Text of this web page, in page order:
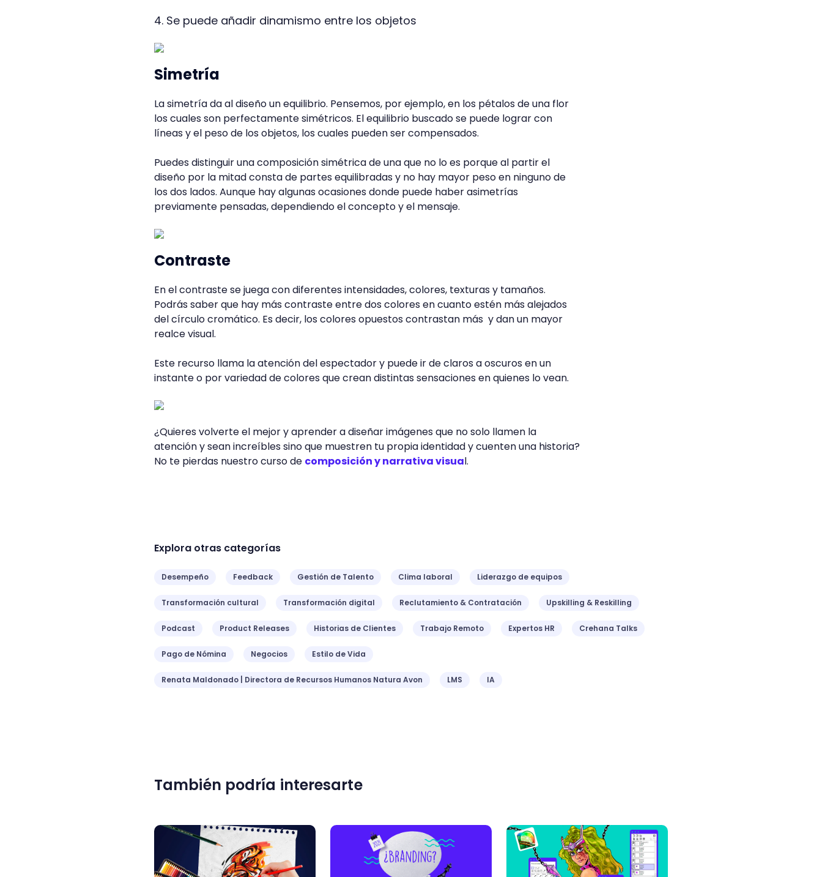
Se puede añadir dinamismo entre los objetos
Simetría
La simetría da al diseño un equilibrio. Pensemos, por ejemplo, en los pétalos de una flor
los cuales son perfectamente simétricos. El equilibrio buscado se puede lograr con
líneas y el peso de los objetos, los cuales pueden ser compensados.
Puedes distinguir una composición simétrica de una que no lo es porque al partir el
diseño por la mitad consta de partes equilibradas y no hay mayor peso en ninguno de
los dos lados. Aunque hay algunas ocasiones donde puede haber asimetrías
previamente pensadas, dependiendo el concepto y el mensaje.
Contraste
En el contraste se juega con diferentes intensidades, colores, texturas y tamaños.
Podrás saber que hay más contraste entre dos colores en cuanto estén más alejados
del círculo cromático. Es decir, los colores opuestos contrastan más y dan un mayor
realce visual.
Este recurso llama la atención del espectador y puede ir de claros a oscuros en un
instante o por variedad de colores que crean distintas sensaciones en quienes lo vean.
¿Quieres volverte el mejor y aprender a diseñar imágenes que no solo llamen la
atención y sean increíbles sino que muestren tu propia identidad y cuenten una historia?
No te pierdas nuestro curso de composición y narrativa visual.
Explora otras categorías
Desempeño Feedback Gestión de Talento Clima laboral Liderazgo de equipos
Transformación cultural Transformación digital Reclutamiento & Contratación Upskilling & Reskilling
Podcast Product Releases Historias de Clientes Trabajo Remoto Expertos HR Crehana Talks
Pago de Nómina Negocios Estilo de Vida
Renata Maldonado | Directora de Recursos Humanos Natura Avon LMS IA
También podría interesarte